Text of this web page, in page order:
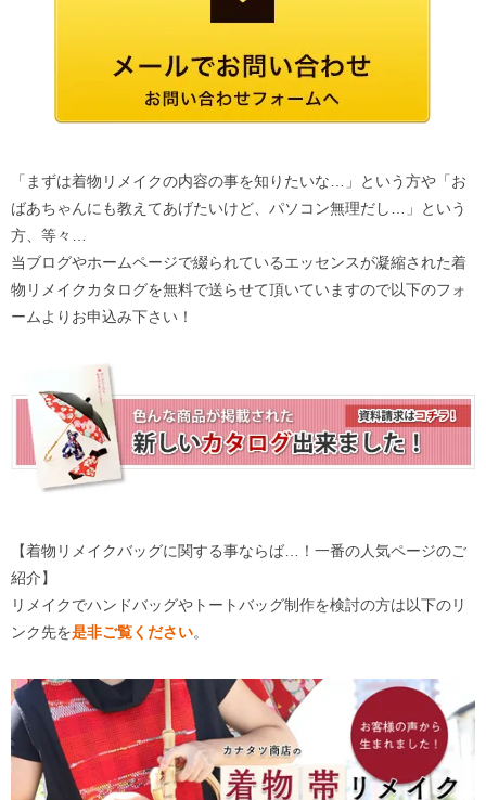
「まずは着物リメイクの内容の事を知りたいな…」という方や「お
ばあちゃんにも教えてあげたいけど、パソコン無理だし…」という
方、等々…
当ブログやホームページで綴られているエッセンスが凝縮された着
物リメイクカタログを無料で送らせて頂いていますので以下のフォ
ームよりお申込み下さい！
【着物リメイクバッグに関する事ならば…！一番の人気ページのご
紹介】
リメイクでハンドバッグやトートバッグ制作を検討の方は以下のリ
ンク先を是非ご覧ください。